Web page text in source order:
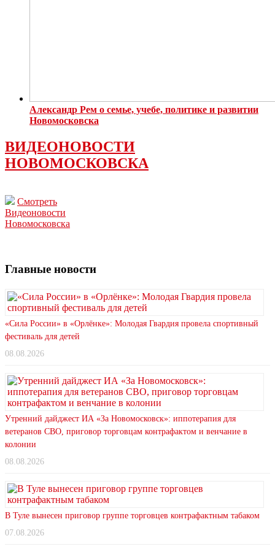
Александр Рем о семье, учебе, политике и развитии
Новомосковска
ВИДЕОНОВОСТИ
НОВОМОСКОВСКА
Смотреть
Видеоновости
Новомосковска
Главные новости
«Сила России» в «Орлёнке»: Молодая Гвардия провела спортивный
фестиваль для детей
08.08.2026
Утренний дайджест ИА «За Новомосковск»: иппотерапия для
ветеранов СВО, приговор торговцам контрафактом и венчание в
колонии
08.08.2026
В Туле вынесен приговор группе торговцев контрафактным табаком
07.08.2026